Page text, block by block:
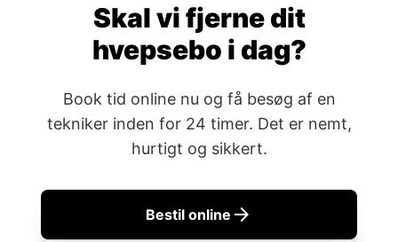
Skal vi fjerne dit
hvepsebo i dag?
Book tid online nu og få besøg af en
tekniker inden for 24 timer. Det er nemt,
hurtigt og sikkert.
Bestil online arrow_forward